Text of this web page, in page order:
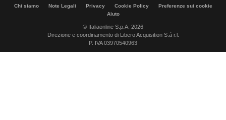
Chi siamo Note Legali Privacy Cookie Policy
Preferenze sui cookie
Aiuto
© Italiaonline S.p.A. 2026
Direzione e coordinamento di Libero Acquisition S.á r.l.
P. IVA 03970540963